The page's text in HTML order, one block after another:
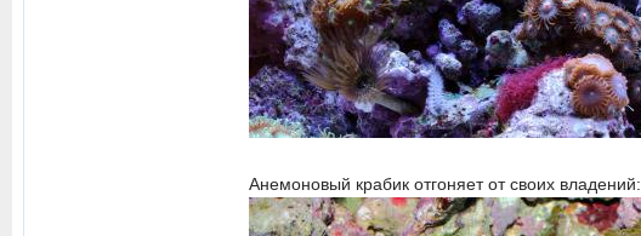
Анемоновый крабик отгоняет от своих владений: